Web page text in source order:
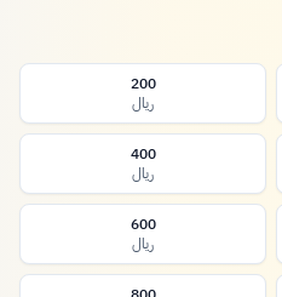
200
ريال
400
ريال
600
ريال